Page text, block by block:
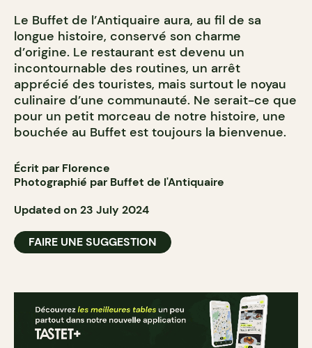
Le Buffet de l’Antiquaire aura, au fil de sa
longue histoire, conservé son charme
d’origine. Le restaurant est devenu un
incontournable des routines, un arrêt
apprécié des touristes, mais surtout le noyau
culinaire d’une communauté. Ne serait-ce que
pour un petit morceau de notre histoire, une
bouchée au Buffet est toujours la bienvenue.
Écrit par Florence
Photographié par Buffet de l'Antiquaire
Updated on 23 July 2024
FAIRE UNE SUGGESTION